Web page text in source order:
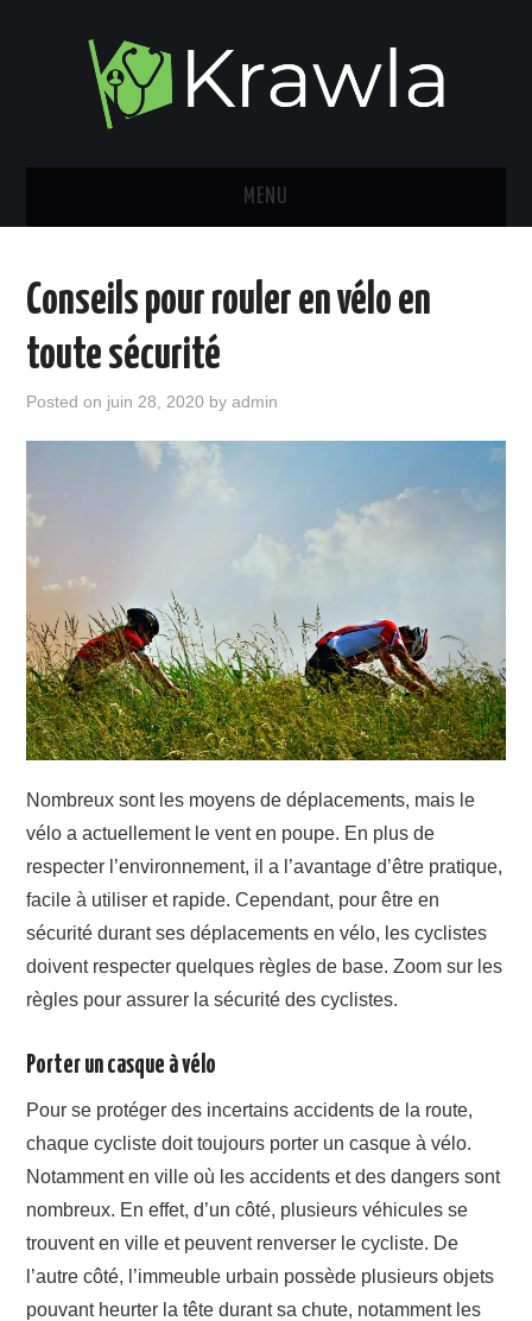
MENU
MON LIFESTYLE
MON CÔTÉ SPORTIF
Conseils pour rouler en vélo en
toute sécurité
Posted on juin 28, 2020 byadmin
Nombreux sont les moyens de déplacements, mais le
vélo a actuellement le vent en poupe. En plus de
respecter l’environnement, il a l’avantage d’être pratique,
facile à utiliser et rapide. Cependant, pour être en
sécurité durant ses déplacements en vélo, les cyclistes
doivent respecter quelques règles de base. Zoom sur les
règles pour assurer la sécurité des cyclistes.
Porter un casque à vélo
Pour se protéger des incertains accidents de la route,
chaque cycliste doit toujours porter un casque à vélo.
Notamment en ville où les accidents et des dangers sont
nombreux. En effet, d’un côté, plusieurs véhicules se
trouvent en ville et peuvent renverser le cycliste. De
l’autre côté, l’immeuble urbain possède plusieurs objets
pouvant heurter la tête durant sa chute, notamment les